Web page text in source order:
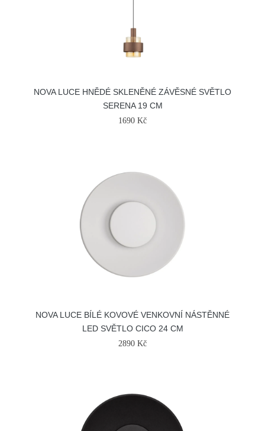
NOVA LUCE HNĚDÉ SKLENĚNÉ ZÁVĚSNÉ SVĚTLO
SERENA 19 CM
1690 Kč
NOVA LUCE BÍLÉ KOVOVÉ VENKOVNÍ NÁSTĚNNÉ
LED SVĚTLO CICO 24 CM
2890 Kč